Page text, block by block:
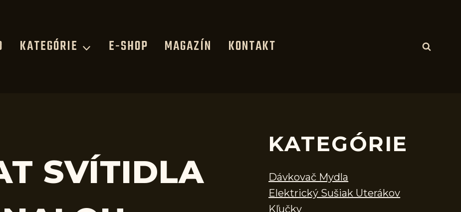
KATEGÓRIE E-SHOP MAGAZÍN KONTAKT
SVÍTIDLA
KATEGÓRIE
Dávkovač Mydla
Elektrický Sušiak Uterákov
Kľučky